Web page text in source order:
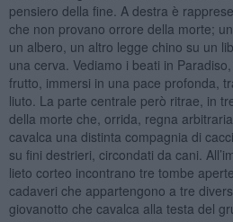
pensiero della fine. A destra è
che non provano orrore della morte;
un albero, un altro legge chino su un
una cerva. Vediamo i beati in
frutto, immersi in una pace profonda,
liuto. La parte centrale però ritrae, in
della morte che, orrida, regna
cavalca una distinta compagnia di
su fini destrieri, circondati da cani.
lieto corteo incontrano tre tombe
cadaveri che appartengono a tre
giovanotto che cavalca alla testa del